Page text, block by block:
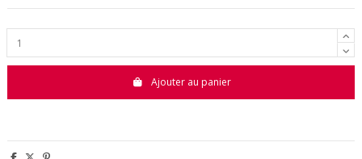
Ajouter au panier